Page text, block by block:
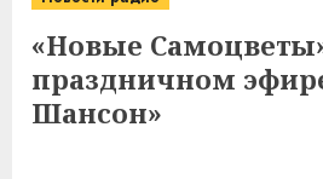
«Новые
праздничном
Шансон»